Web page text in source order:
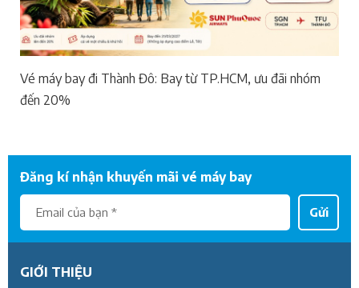
Vé máy bay đi Thành Đô: Bay từ TP.HCM, ưu đãi nhóm
đến 20%
Đăng kí nhận khuyến mãi vé máy bay
Gửi
GIỚI THIỆU